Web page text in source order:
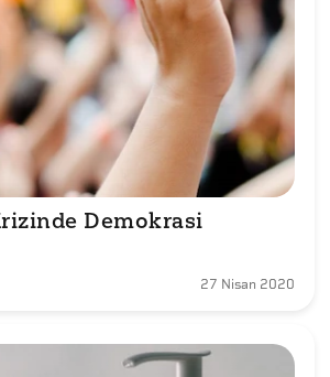
Demokrasi
27 Nisan 2020